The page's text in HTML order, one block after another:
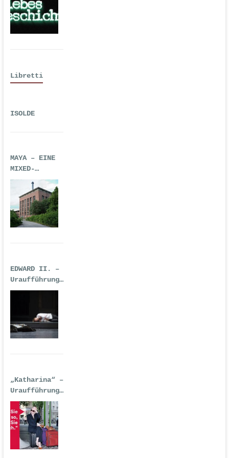
Hörspiel
Libretti
ISOLDE
MAYA – EINE
MIXED-
REALITY-
TECHNO-OPER
EDWARD II. –
Uraufführung
| Premiere:
Deutsche Oper
Berlin
„Katharina“ –
Uraufführung
| 14.
September
2016